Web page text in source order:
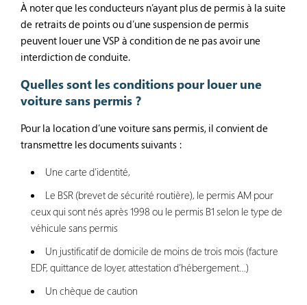
À noter que les conducteurs n’ayant plus de permis à la suite
de retraits de points ou d’une suspension de permis
peuvent louer une VSP à condition de ne pas avoir une
interdiction de conduite.
Quelles sont les conditions pour louer une
voiture sans permis ?
Pour la location d’une voiture sans permis, il convient de
transmettre les documents suivants :
Une carte d’identité,
Le BSR (brevet de sécurité routière), le permis AM pour
ceux qui sont nés après 1998 ou le permis B1 selon le type de
véhicule sans permis
Un justificatif de domicile de moins de trois mois (facture
EDF, quittance de loyer, attestation d’hébergement…)
Un chèque de caution